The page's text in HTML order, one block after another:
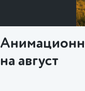
на август